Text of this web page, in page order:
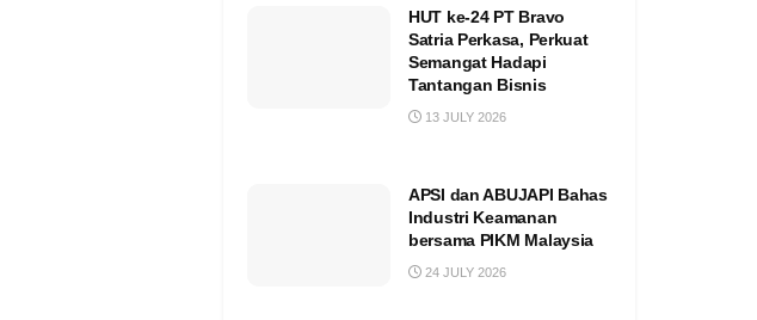
HUT ke-24 PT Bravo
Satria Perkasa, Perkuat
Semangat Hadapi
Tantangan Bisnis
13 JULY 2026
APSI dan ABUJAPI Bahas
Industri Keamanan
bersama PIKM Malaysia
24 JULY 2026